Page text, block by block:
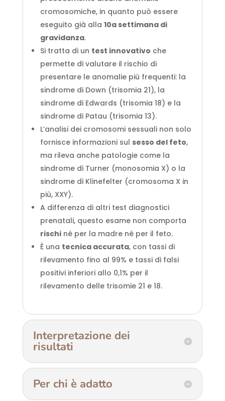
cromosomiche, in quanto può essere
eseguito già alla 10a settimana di
gravidanza.
Si tratta di un test innovativo che
permette di valutare il rischio di
presentare le anomalie più frequenti: la
sindrome di Down (trisomia 21), la
sindrome di Edwards (trisomia 18) e la
sindrome di Patau (trisomia 13).
L’analisi dei cromosomi sessuali non solo
fornisce informazioni sul sesso del feto,
ma rileva anche patologie come la
sindrome di Turner (monosomia X) o la
sindrome di Klinefelter (cromosoma X in
più, XXY).
A differenza di altri test diagnostici
prenatali, questo esame non comporta
rischiné per la madre né per il feto.
È una tecnica accurata, con tassi di
rilevamento fino al 99% e tassi di falsi
positivi inferiori allo 0,1% per il
rilevamento delle trisomie 21 e 18.
Interpretazione dei
risultati
Per chi è adatto